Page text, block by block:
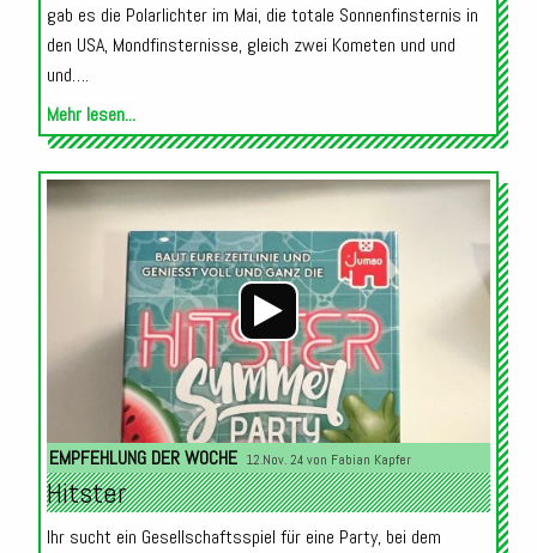
gab es die Polarlichter im Mai, die totale Sonnenfinsternis in
den USA, Mondfinsternisse, gleich zwei Kometen und und
und….
Mehr lesen...
Audio-
Player
EMPFEHLUNG DER WOCHE 12.Nov. 24 von Fabian Kapfer
Hitster
Ihr sucht ein Gesellschaftsspiel für eine Party, bei dem